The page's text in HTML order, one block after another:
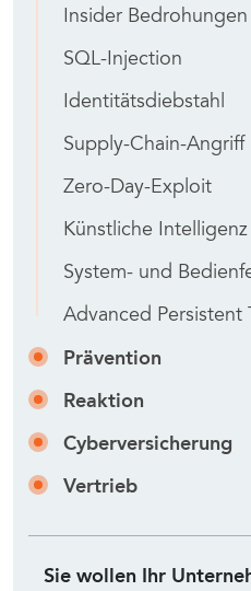
Insider Bedrohungen
SQL-Injection
Identitätsdiebstahl
Supply-Chain-Angriff
Zero-Day-Exploit
Künstliche Intelligenz
System- und
Advanced Persistent
Prävention
Reaktion
Cyberversicherung
Vertrieb
Sie wollen Ihr